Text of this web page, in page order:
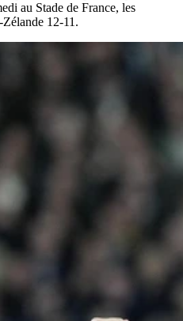
au Stade de France, les
12-11.